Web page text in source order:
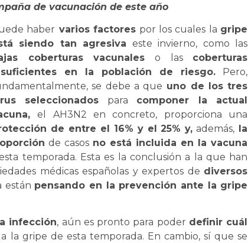
de vacunación de este año
haber varios factores por los cuales la gripe
siendo tan agresiva este invierno, como las
coberturas vacunales o las coberturas
en la población de riesgo. Pero,
se debe a que uno de los tres
seleccionados para componer la actual
el AH3N2 en concreto, proporciona una
de entre el 16% y el 25% y, además, la
de casos no está incluida en la vacuna
temporada. Esta es la conclusión a la que han
médicas españolas y expertos de diversos
están pensando en la prevención ante la gripe
infección, aún es pronto para poder definir cuál
la gripe de esta temporada. En cambio, sí que se